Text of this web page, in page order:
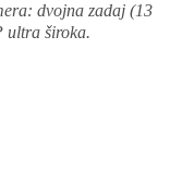
dvojna zadaj (13
ultra široka.